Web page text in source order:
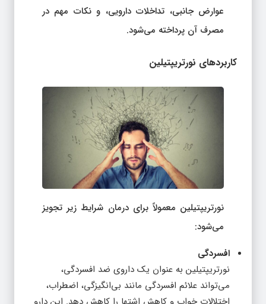
عوارض جانبی، تداخلات دارویی، و نکات مهم در
مصرف آن پرداخته می‌شود.
کاربردهای نورتریپتیلین
نورتریپتیلین معمولاً برای درمان شرایط زیر تجویز
می‌شود:
افسردگی
نورتریپتیلین به عنوان یک داروی ضد افسردگی،
می‌تواند علائم افسردگی مانند بی‌انگیزگی، اضطراب،